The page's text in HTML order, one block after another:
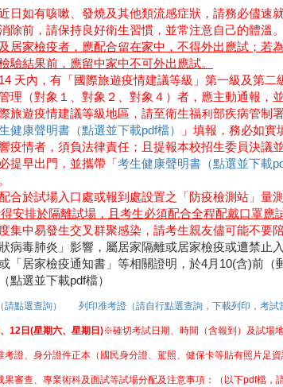
日如有咳嗽、發燒及其他類流感症狀，請務必儘速
除前，請保持良好衛生習慣，並常注意自己的體溫。
居家檢疫者，應配合留在家中，不得外出應試；若
驗結果前，應留中家中不可外出應試。
天內，有「國際旅遊疫情建議等級」第一級及第二
理（對象１、對象２、對象４）者，應主動通報，
旅遊疫情建議等級地區，請至衛生福利部疾病管制
健康聲明書（點選並下載pdf檔）
」填報，務必如
疫情者，須負法律責任；且提報本校招生委員決議
提早出門，並攜帶「考生健康聲明書（點選並下載
合於試場入口處或報到處設置之「防疫檢測站」量
安排於隔離試場，且考生必須配合全程配戴口罩應
集中易發生交叉群聚感染，請考生親友儘可能不要
病毒肺炎」影響，屬居家隔離或居家檢疫或遭禁止
「居家檢疫通知書」等相關證明，於4月10(含)前
（點選並下載pdf檔）
點選查詢） 列印准考證（請自行點選查詢，下載列印，考試
12日(星期六、星期日)※確切考試日期、時間（含報到）及試場
考證、身分證件正本（國民身分證、駕照、健保卡等貼有照片足
審查、專業術科及面試等試場分配及注意事項：（以下pdf檔，